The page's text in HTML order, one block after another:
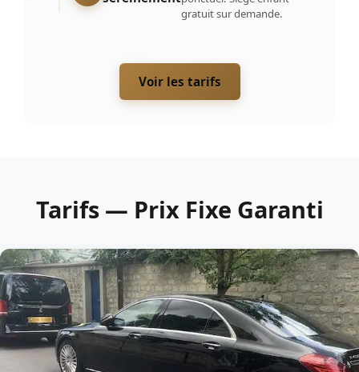
gratuit sur demande.
Voir les tarifs
Tarifs — Prix Fixe Garanti